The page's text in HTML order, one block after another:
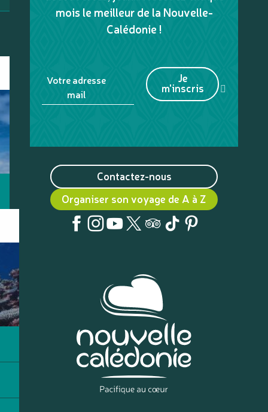
mois le meilleur de la Nouvelle-
Calédonie !
Votre adresse
mail
Je
m'inscris
Contactez-nous
Organiser son voyage de A à Z